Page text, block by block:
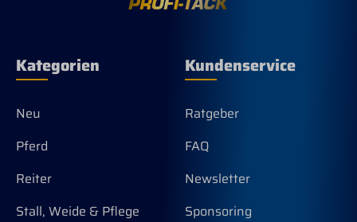
Kategorien
Neu
Pferd
Reiter
Stall, Weide & Pflege
Kundenservice
Ratgeber
FAQ
Newsletter
Sponsoring